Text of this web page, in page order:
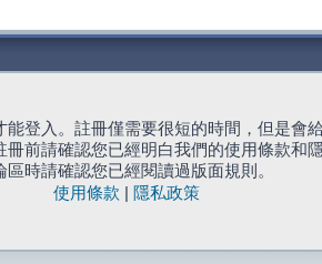
能登入。註冊僅需要很短的時間，但是會
冊前請確認您已經明白我們的使用條款和
時請確認您已經閱讀過版面規則。
使用條款
隱私政策